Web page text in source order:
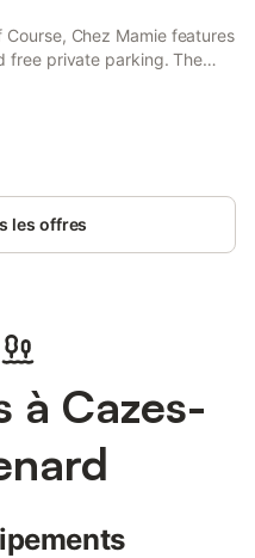
Chez Mamie features
free private parking. The
Golf Course, 29
36 km from Espalais Golf
les offres
à Cazes-